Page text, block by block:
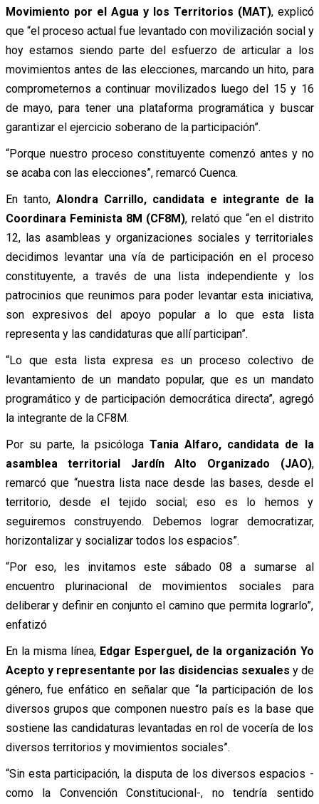
Movimiento por el Agua y los Territorios (MAT), explicó
que “el proceso actual fue levantado con movilización social y
hoy estamos siendo parte del esfuerzo de articular a los
movimientos antes de las elecciones, marcando un hito, para
comprometernos a continuar movilizados luego del 15 y 16
de mayo, para tener una plataforma programática y buscar
garantizar el ejercicio soberano de la participación”.
“Porque nuestro proceso constituyente comenzó antes y no
se acaba con las elecciones”, remarcó Cuenca.
En tanto,Alondra Carrillo, candidata e integrante de la
Coordinara Feminista 8M (CF8M), relató que “en el distrito
12, las asambleas y organizaciones sociales y territoriales
decidimos levantar una vía de participación en el proceso
constituyente, a través de una lista independiente y los
patrocinios que reunimos para poder levantar esta iniciativa,
son expresivos del apoyo popular a lo que esta lista
representa y las candidaturas que allí participan”.
“Lo que esta lista expresa es un proceso colectivo de
levantamiento de un mandato popular, que es un mandato
programático y de participación democrática directa”, agregó
la integrante de la CF8M.
Por su parte, la psicólogaTania Alfaro, candidata de la
asamblea territorial Jardín Alto Organizado (JAO),
remarcó que “nuestra lista nace desde las bases, desde el
territorio, desde el tejido social; eso es lo hemos y
seguiremos construyendo. Debemos lograr democratizar,
horizontalizar y socializar todos los espacios”.
“Por eso, les invitamos este sábado 08 a sumarse al
encuentro plurinacional de movimientos sociales para
deliberar y definir en conjunto el camino que permita lograrlo”,
enfatizó
En la misma línea, Edgar Esperguel, de la organización Yo
Acepto y representante por las disidencias sexuales y de
género, fue enfático en señalar que “la participación de los
diversos grupos que componen nuestro país es la base que
sostiene las candidaturas levantadas en rol de vocería de los
diversos territorios y movimientos sociales”.
“Sin esta participación, la disputa de los diversos espacios -
como la Convención Constitucional-, no tendría sentido